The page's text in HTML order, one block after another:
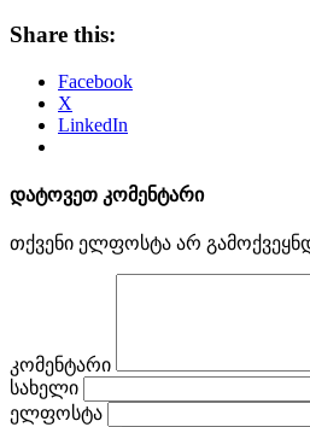
Share this:
Facebook
X
LinkedIn
დატოვეთ კომენტარი
თქვენი ელფოსტა არ
კომენტარი
სახელი
ელფოსტა